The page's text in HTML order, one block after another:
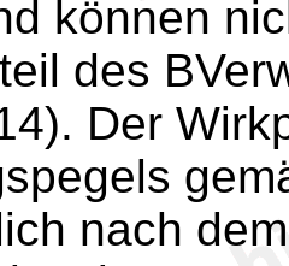
können
des
Der
nach